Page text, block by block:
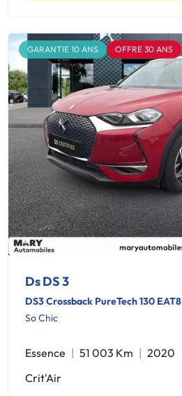
GARANTIE 10 ANS OFFRE 30 ANS
Ds DS 3
DS3 Crossback PureTech 130 EAT8
So Chic
Essence 51 003 Km
2020
Crit'Air